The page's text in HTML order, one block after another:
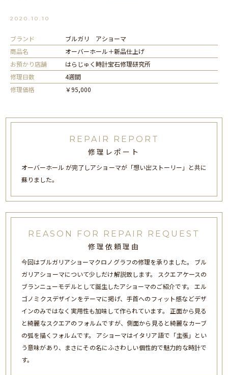
2020.10.10
ブランド
ブルガリ アショーマ
商品名
オーバーホール＋新品仕上げ
お預かり店舗
はらじゅく時計宝石修理研究所
修理日数
4週間
修理価格
￥95,000
REPAIR REPORT
修理レポート
オーバーホール が完了しアショーマが「想い出ストーリー」と共に
蘇りました。
REASON FOR REPAIR REQUEST
修理依頼理由
今回はブルガリアショーマクロノグラフの修理を承りました。 ブル
ガリアショーマについて少しだけ解説致します。 スクエアケースの
ブランニューモデルとして誕生したアショーマのご紹介です。 エル
ゴノミクスデザインをテーマに掲げ、手首へのフィット感などデザ
インのみではなく実用性も加味して作られています。 正面から見る
と綺麗なスクエアのフォルムですが、側面から見ると綺麗なカーブ
の弧を描くフォルムです。 アショーマはイタリア語で「主張」とい
う意味があり、まさにその名にふさわしい個性的で魅力的な時計で
す。